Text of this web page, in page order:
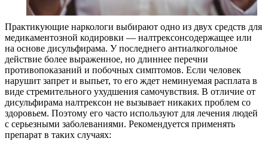
Практикующие наркологи выбирают одно из двух средств для
медикаментозной кодировки — налтрексонсодержащее или
на основе дисульфирама. У последнего антиалкогольное
действие более выраженное, но длиннее перечни
противопоказаний и побочных симптомов. Если человек
нарушит запрет и выпьет, то его ждет неминуемая расплата в
виде стремительного ухудшения самочувствия. В отличие от
дисульфирама налтрексон не вызывает никаких проблем со
здоровьем. Поэтому его часто используют для лечения людей
с серьезными заболеваниями. Рекомендуется применять
препарат в таких случаях: